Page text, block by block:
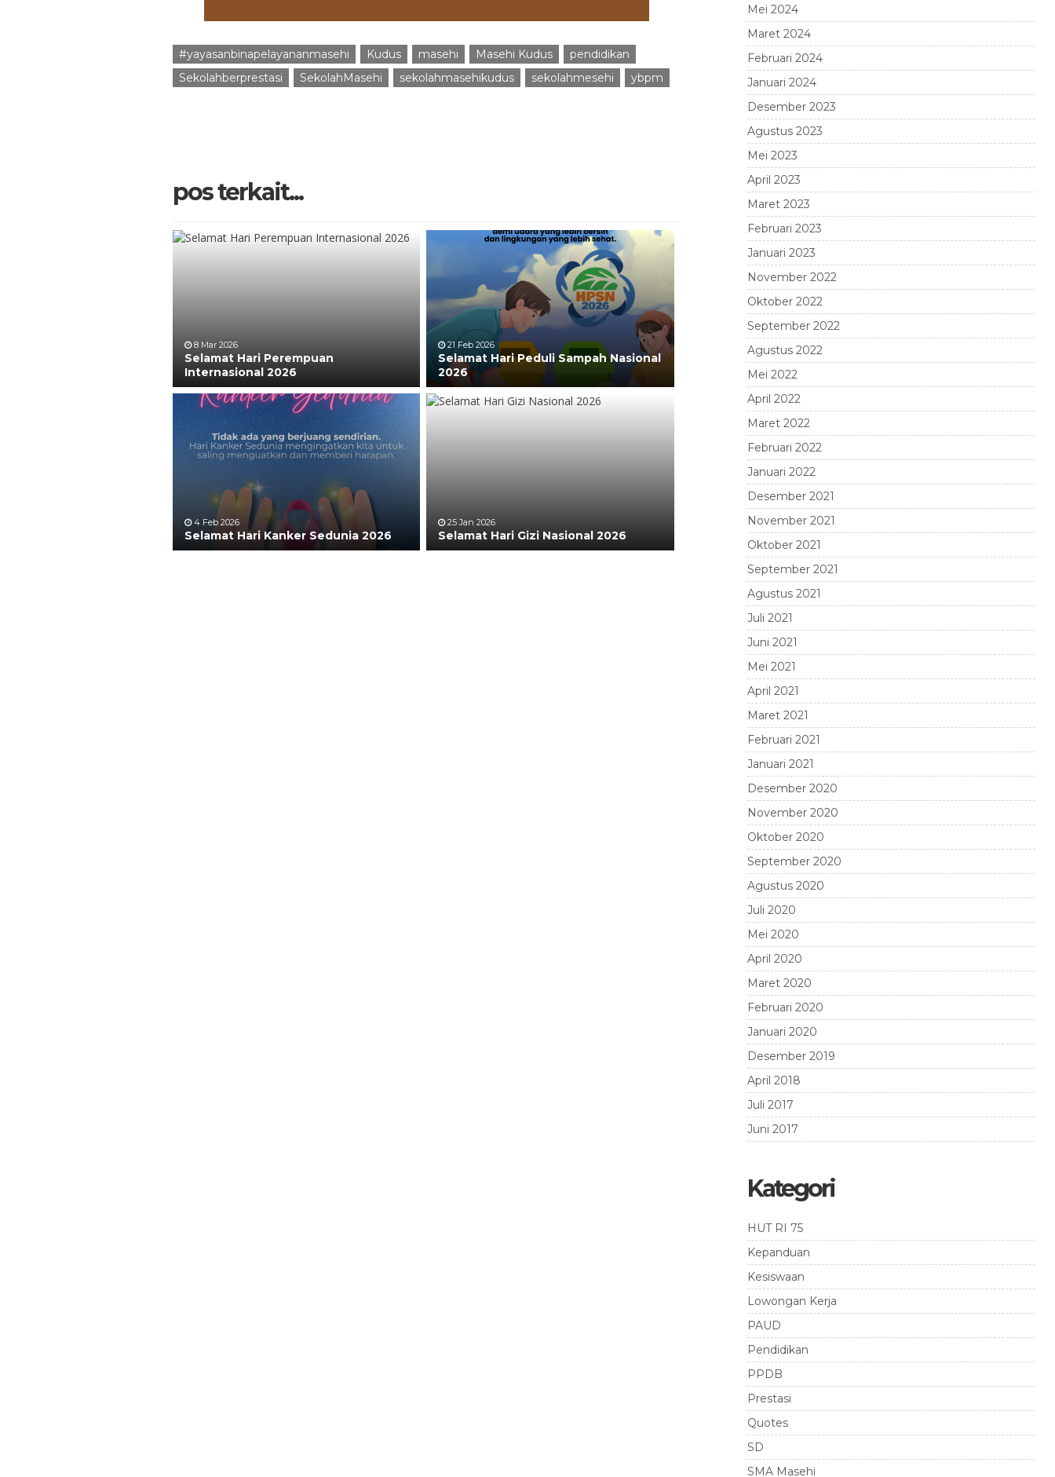
#yayasanbinapelayananmasehi Kudus masehi Masehi Kudus
pendidikan
Sekolahberprestasi
SekolahMasehi sekolahmasehikudus sekolahmesehi ybpm
pos terkait...
8 Mar 2026
Selamat Hari Perempuan
Internasional 2026
21 Feb 2026
Selamat Hari Peduli Sampah Nasional
2026
4 Feb 2026
Selamat Hari Kanker Sedunia 2026
25 Jan 2026
Selamat Hari Gizi Nasional 2026
Mei 2024
Maret 2024
Februari 2024
Januari 2024
Desember 2023
Agustus 2023
Mei 2023
April 2023
Maret 2023
Februari 2023
Januari 2023
November 2022
Oktober 2022
September 2022
Agustus 2022
Mei 2022
April 2022
Maret 2022
Februari 2022
Januari 2022
Desember 2021
November 2021
Oktober 2021
September 2021
Agustus 2021
Juli 2021
Juni 2021
Mei 2021
April 2021
Maret 2021
Februari 2021
Januari 2021
Desember 2020
November 2020
Oktober 2020
September 2020
Agustus 2020
Juli 2020
Mei 2020
April 2020
Maret 2020
Februari 2020
Januari 2020
Desember 2019
April 2018
Juli 2017
Juni 2017
Kategori
HUT RI 75
Kepanduan
Kesiswaan
Lowongan Kerja
PAUD
Pendidikan
PPDB
Prestasi
Quotes
SD
SMA Masehi